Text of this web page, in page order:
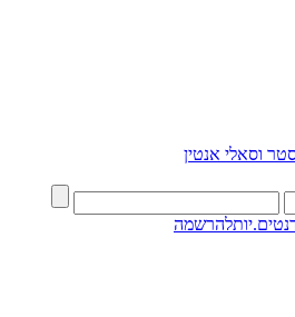
וסאלי אנטין
להרשמה